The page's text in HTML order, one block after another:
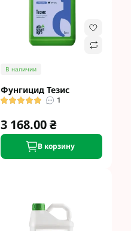
В наличии
Фунгицид Тезис
1
3 168.00 ₴
В корзину